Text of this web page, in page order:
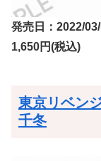
発売日：2022/
1,650円(税込)
東京リベン
千冬